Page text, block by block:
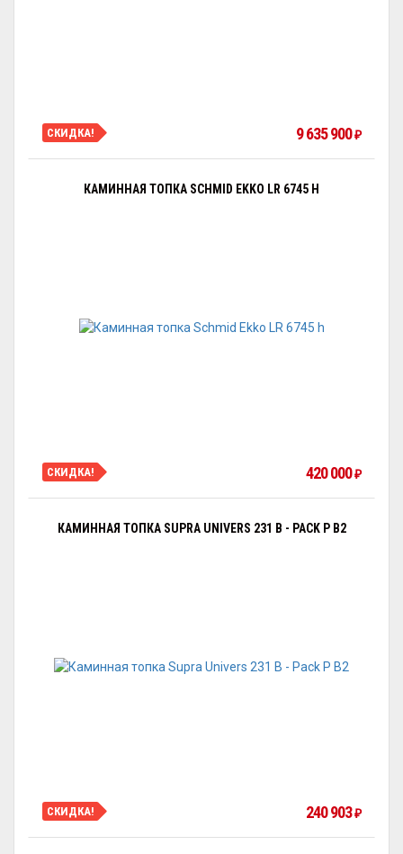
СКИДКА! 9 635 900 ₽
КАМИННАЯ ТОПКА SCHMID EKKO LR 6745 H
СКИДКА! 420 000 ₽
КАМИННАЯ ТОПКА SUPRA UNIVERS 231 B - PACK P B2
СКИДКА! 240 903 ₽